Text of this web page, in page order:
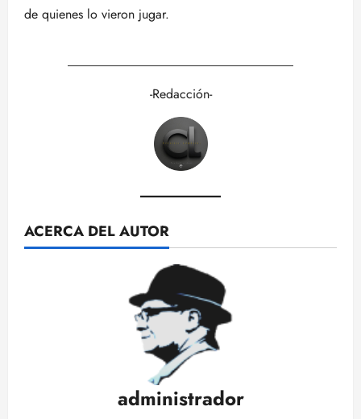
de quienes lo vieron jugar.
-Redacción-
ACERCA DEL AUTOR
administrador